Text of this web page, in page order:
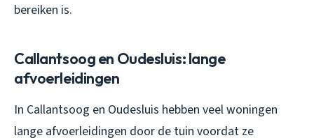
bereiken is.
Callantsoog en Oudesluis: lange
afvoerleidingen
In Callantsoog en Oudesluis hebben veel woningen
lange afvoerleidingen door de tuin voordat ze